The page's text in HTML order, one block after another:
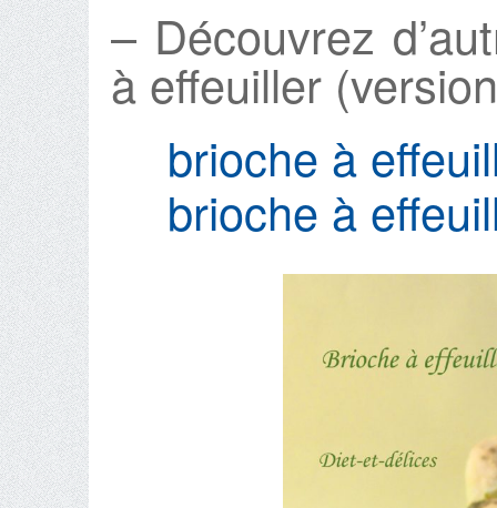
– Découvrez
à effeuiller
brioche à
brioche à